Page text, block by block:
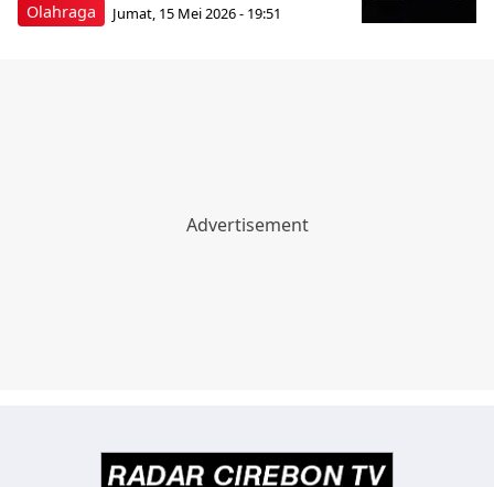
Olahraga Jumat, 15 Mei 2026 - 19:51